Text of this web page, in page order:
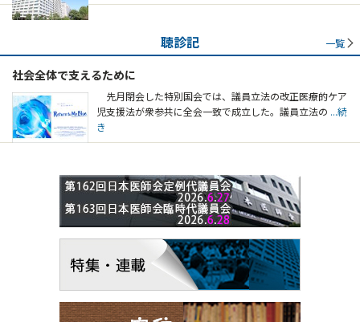
聴診記 一覧
社会全体で支えるために
先月閉会した特別国会では、議員立法の改正医療的ケア
児支援法が衆参共に全会一致で成立した。議員立法の ...続
き